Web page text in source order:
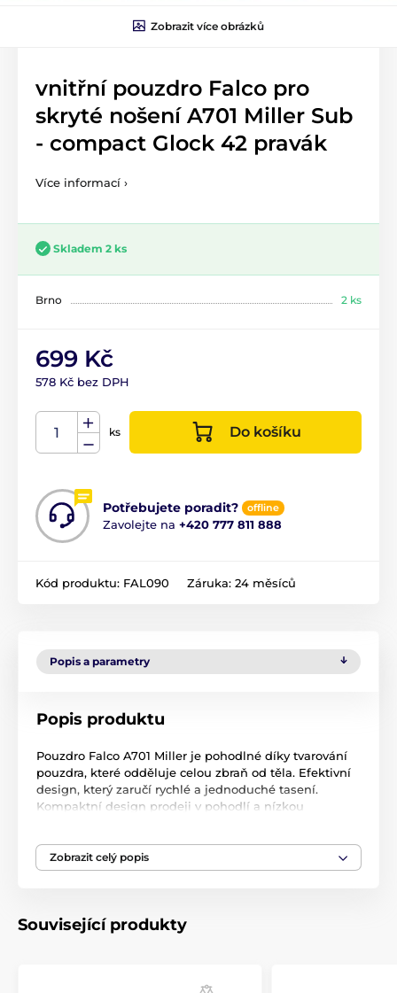
Zobrazit více obrázků
vnitřní pouzdro Falco pro
skryté nošení A701 Miller Sub
- compact Glock 42 pravák
Více informací ›
Skladem 2 ks
Brno 2 ks
699 Kč
578 Kč bez DPH
ks Do košíku
Potřebujete poradit? offline
Zavolejte na +420 777 811 888
Kód produktu: FAL090 Záruka: 24 měsíců
Popis a parametry
Popis produktu
Pouzdro Falco A701 Miller je pohodlné díky tvarování
pouzdra, které odděluje celou zbraň od těla. Efektivní
design, který zaručí rychlé a jednoduché tasení.
Kompaktní design prodeji v pohodlí a nízkou
celá hlaveň zbraně je krytá
zbraň není v kontaktu s tělem
bez Zajištění zbraně v pouzdře
rychlé a jednoduché tasení
Zobrazit celý popis
Související produkty